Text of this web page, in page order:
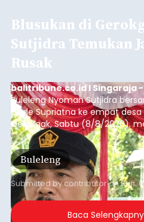
Blusukan di
Sutjidra Temukan
Rusak
balitribune.co.id I Singaraja -
Buleleng Nyoman Sutjidra
Gede Supriatna ke empat
Gerokgak, Sabtu (8/8/2026),
persoalan yang masih
jalan desa yang rusak hingga
yang belum optimal,
perhatian pemerintah daerah.
Buleleng
Submitted bycontributoronSun,
Baca